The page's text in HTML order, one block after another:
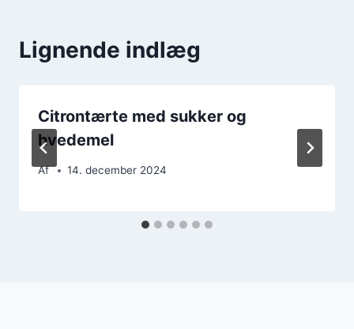
Lignende indlæg
Citrontærte med sukker og
hvedemel
Af 14. december 2024